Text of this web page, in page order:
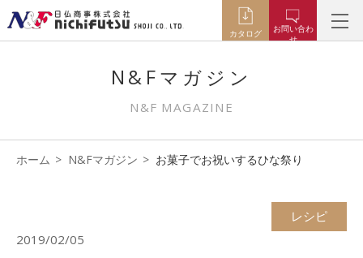
カタログ
お問い合わ
せ
N&Fマガジン
N&F MAGAZINE
ホーム N&Fマガジン お菓子でお祝いするひな祭り
レシピ
2019/02/05